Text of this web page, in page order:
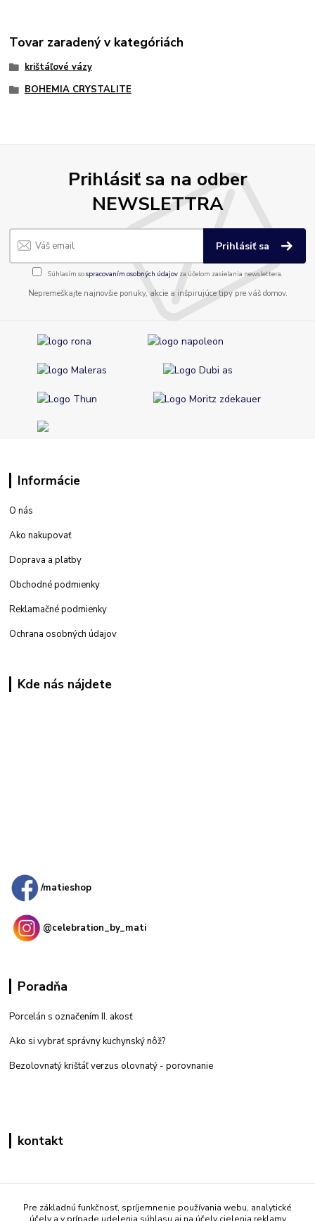
Tovar zaradený v kategóriách
krištáľové vázy
BOHEMIA CRYSTALITE
Prihlásiť sa na odber
NEWSLETTRA
Prihlásiť sa
Súhlasím sospracovaním osobných údajov za účelom zasielania newslettera.
Nepremeškajte najnovšie ponuky, akcie a inšpirujúce tipy pre váš domov.
Informácie
O nás
Ako nakupovať
Doprava a platby
Obchodné podmienky
Reklamačné podmienky
Ochrana osobných údajov
Kde nás nájdete
/matieshop
@celebration_by_mati
Poradňa
Porcelán s označením II. akosť
Ako si vybrať správny kuchynský nôž?
Bezolovnatý krištáľ verzus olovnatý - porovnanie
kontakt
+421 908 861 051
Pre základnú funkčnosť, spríjemnenie používania webu, analytické